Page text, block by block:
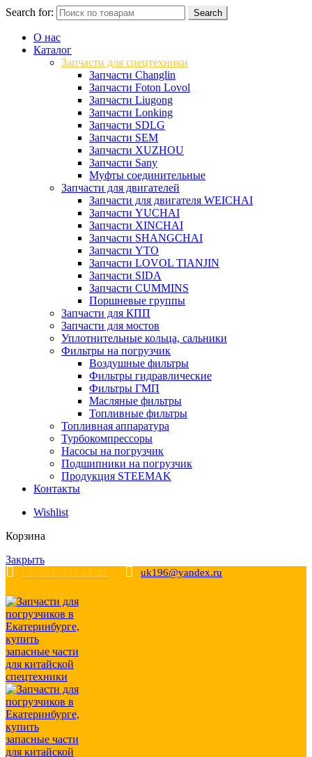
Search for: Search
О нас
Каталог
Запчасти для спецтехники
Запчасти Changlin
Запчасти Foton Lovol
Запчасти Liugong
Запчасти Lonking
Запчасти SDLG
Запчасти SEM
Запчасти XUZHOU
Запчасти Sany
Муфты соединительные
Запчасти для двигателей
Запчасти для двигателя WEICHAI
Запчасти YUCHAI
Запчасти XINCHAI
Запчасти SHANGCHAI
Запчасти YTO
Запчасти LOVOL TIANJIN
Запчасти SIDA
Запчасти CUMMINS
Поршневые группы
Запчасти для КПП
Запчасти для мостов
Уплотнительные кольца, сальники
Фильтры на погрузчик
Воздушные фильтры
Фильтры гидравлические
Фильтры ГМП
Масляные фильтры
Топливные фильтры
Топливная аппаратура
Турбокомпрессоры
Насосы на погрузчик
Подшипники на погрузчик
Продукция STEEMAK
Контакты
Wishlist
Корзина
Закрыть
+7 (343) 271-21-21 uk196@yandex.ru